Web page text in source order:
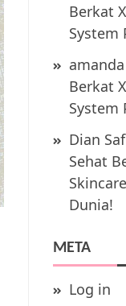
Berkat
System
amanda
Berkat
System
Dian
Sehat
Dunia!
META
Log in